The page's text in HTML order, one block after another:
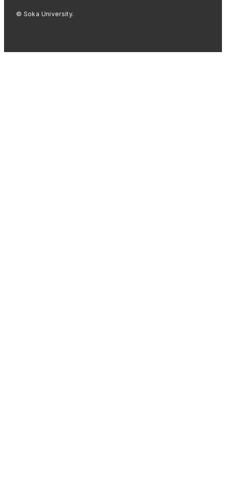
© Soka University.